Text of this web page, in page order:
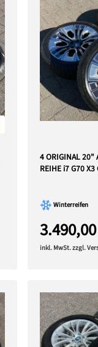
4 ORIGINAL 20"
REIHE i7 G70
Winterreifen
inkl. MwSt. zzgl.